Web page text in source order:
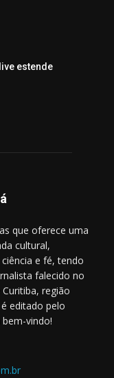
estende
que oferece uma
cultural,
e fé, tendo
falecido no
região
editado pelo
vindo!